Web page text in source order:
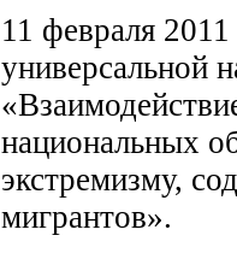
11 февраля
универсальной
национальных
экстремизму,
мигрантов».